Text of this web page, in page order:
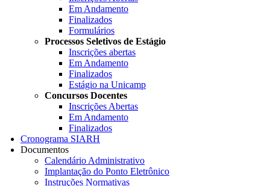
Em Andamento
Finalizados
Formulários
Processos Seletivos de Estágio
Inscrições abertas
Em Andamento
Finalizados
Estágio na Unicamp
Concursos Docentes
Inscrições Abertas
Em Andamento
Finalizados
Cronograma SIARH
Documentos
Calendário Administrativo
Implantação do Ponto Eletrônico
Instruções Normativas